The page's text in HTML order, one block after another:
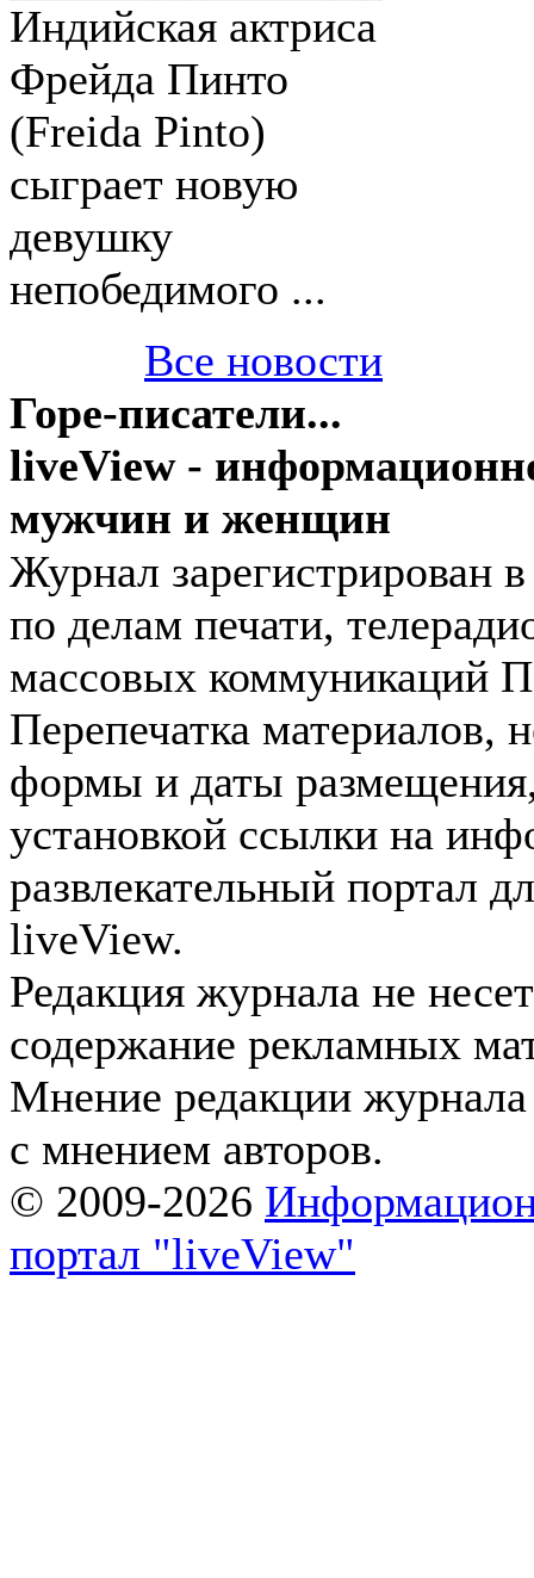
Индийская актриса
Фрейда Пинто
(Freida Pinto)
сыграет новую
девушку
непобедимого ...
Все новости
Горе-писатели...
liveView -
мужчин и женщин
Журнал зарегистрирован
по делам печати,
массовых коммуникаций
Перепечатка материалов,
формы и даты
установкой ссылки на
развлекательный портал
liveView.
Редакция журнала не
содержание рекламных
Мнение редакции журнала
с мнением авторов.
© 2009-2026
портал "liveView"